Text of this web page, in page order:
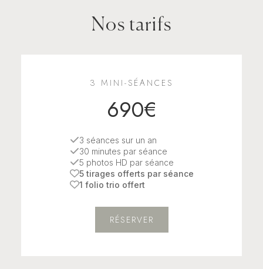
Nos tarifs
3 MINI-SÉANCES
690€
3 séances sur un an
30 minutes par séance
5 photos HD par séance
5 tirages offerts par séance
1 folio trio offert
RÉSERVER